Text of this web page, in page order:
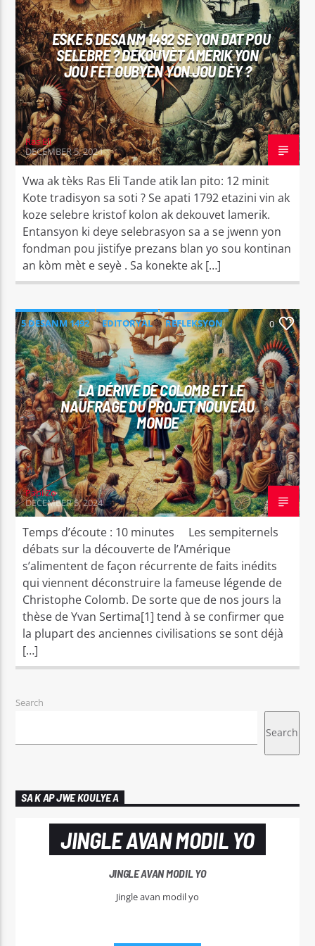
BAN M' ON TI LIMYE
MANNO CHARLEMAGNE
Radyo Makandal Sove
ESKE 5 DESANM 1492 SE YON DAT POU
SELEBRE ? DEKOUVÈT AMERIK YON
JOU FÈT OUBYEN YON JOU DÈY ?
Ras Eli
DECEMBER 5, 2024
Vwa ak tèks Ras Eli Tande atik lan pito: 12 minit
Kote tradisyon sa soti ? Se apati 1792 etazini vin ak
koze selebre kristof kolon ak dekouvet lamerik.
Entansyon ki deye selebrasyon sa a se jwenn yon
fondman pou jistifye prezans blan yo sou kontinan
an kòm mèt e seyè . Sa konekte ak […]
5 DESANM 1492 EDITORYAL REFLEKSYON 0
LA DÉRIVE DE COLOMB ET LE
NAUFRAGE DU PROJET NOUVEAU
MONDE
Papi Zo
DECEMBER 5, 2024
Temps d’écoute : 10 minutes Les sempiternels
débats sur la découverte de l’Amérique
s’alimentent de façon récurrente de faits inédits
qui viennent déconstruire la fameuse légende de
Christophe Colomb. De sorte que de nos jours la
thèse de Yvan Sertima[1] tend à se confirmer que
la plupart des anciennes civilisations se sont déjà
[…]
Search
Search
SA K AP JWE KOULYE A
JINGLE AVAN MODIL YO
JINGLE AVAN MODIL YO
Jingle avan modil yo